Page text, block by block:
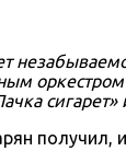
сигарет»
получил,